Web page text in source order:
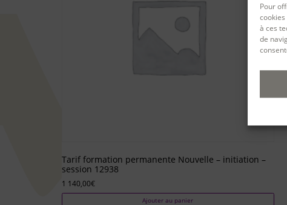
Pour
à ces
de
Tarif formation permanente Nouvelle – initiation –
session 12938
1 140,00€
Ajouter au panier